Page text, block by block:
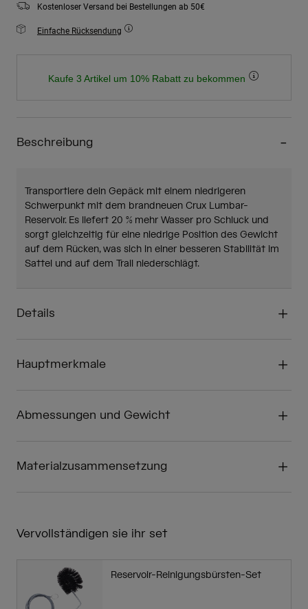
Kostenloser Versand bei Bestellungen ab 50€
Einfache Rücksendung
Kaufe 3 Artikel um 10% Rabatt zu bekommen
Beschreibung
Transportiere dein Gepäck mit einem niedrigeren
Schwerpunkt mit dem brandneuen Crux Lumbar-
Reservoir. Es liefert 20 % mehr Wasser pro Schluck und
sorgt gleichzeitig für eine niedrige Position des Gewicht
auf dem Rücken, was sich in einer besseren Stabilität im
Sattel und auf dem Trail niederschlägt.
Details
Hauptmerkmale
Abmessungen und Gewicht
Materialzusammensetzung
Vervollständigen sie ihr set
Reservoir-Reinigungsbürsten-Set